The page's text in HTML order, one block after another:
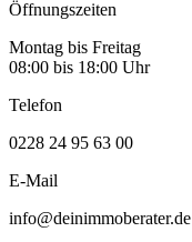
Öffnungszeiten
Montag bis Freitag
08:00 bis 18:00 Uhr
Telefon
0228 24 95 63 00
E-Mail
info@deinimmoberater.de